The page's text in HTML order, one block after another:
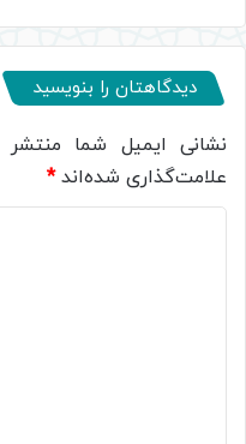
دیدگاهتان را بنویسید
نشانی ایمیل شما
علامت‌گذاری شده‌اند*